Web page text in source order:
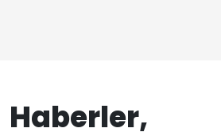
Haberler,